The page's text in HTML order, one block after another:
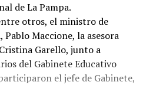
de La Pampa.
otros, el ministro de
Pablo Maccione, la asesora
Garello, junto a
del Gabinete Educativo
el jefe de Gabinete,